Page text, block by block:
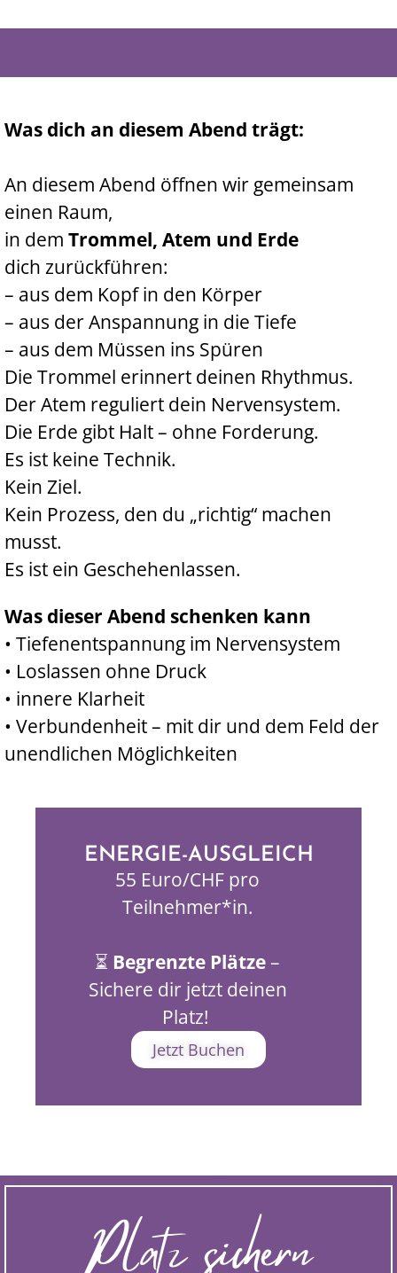
Was dich an diesem Abend trägt:
An diesem Abend öffnen wir gemeinsam
einen Raum,
in dem Trommel, Atem und Erde
dich zurückführen:
– aus dem Kopf in den Körper
– aus der Anspannung in die Tiefe
– aus dem Müssen ins Spüren
Die Trommel erinnert deinen Rhythmus.
Der Atem reguliert dein Nervensystem.
Die Erde gibt Halt – ohne Forderung.
Es ist keine Technik.
Kein Ziel.
Kein Prozess, den du „richtig“ machen
musst.
Es ist ein Geschehenlassen.
Was dieser Abend schenken kann
• Tiefenentspannung im Nervensystem
• Loslassen ohne Druck
• innere Klarheit
• Verbundenheit – mit dir und dem Feld der
unendlichen Möglichkeiten
ENERGIE-AUSGLEICH
55 Euro/CHF pro
Teilnehmer*in.
⏳ Begrenzte Plätze–
Sichere dir jetzt deinen
Platz!
Jetzt Buchen
Platz sichern